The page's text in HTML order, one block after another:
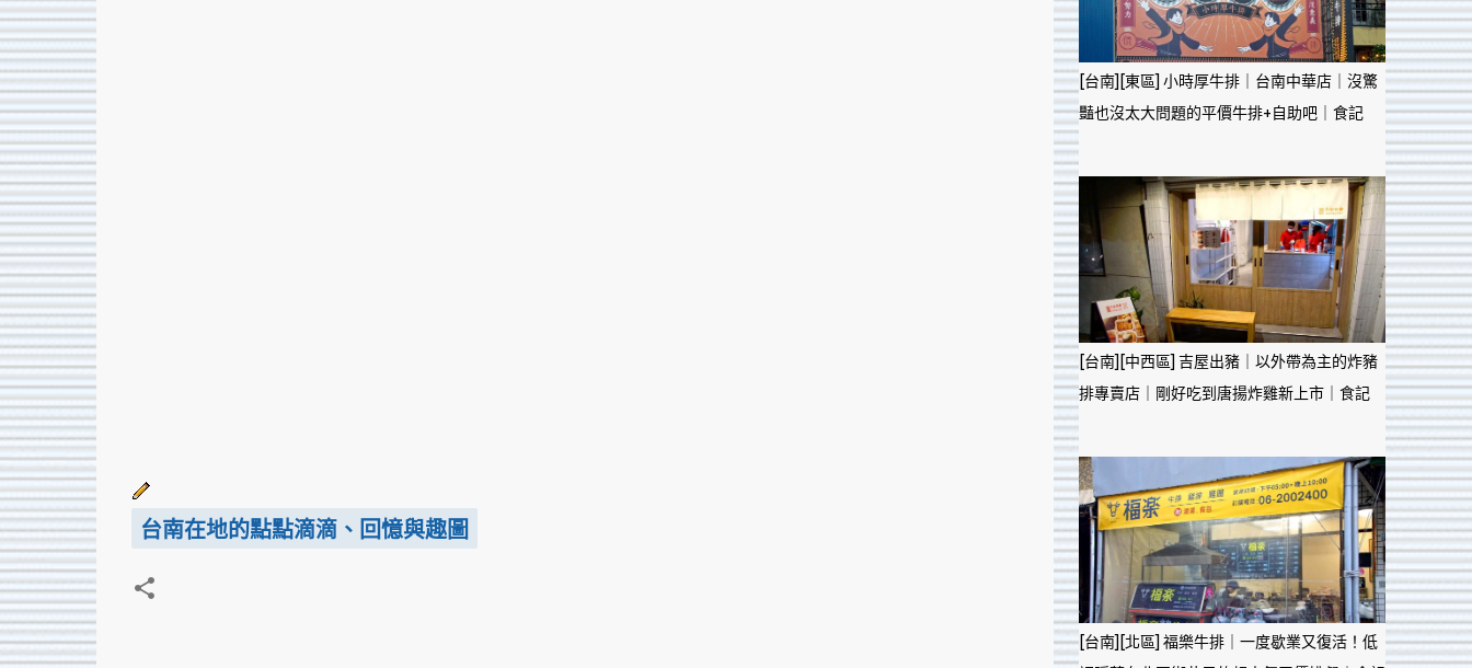
台南在地的點點滴滴、回憶與趣圖
[台南][東區] 小時厚牛排｜台南中華店｜沒驚
豔也沒太大問題的平價牛排+自助吧｜食記
[台南][中西區] 吉屋出豬｜以外帶為主的炸豬
排專賣店｜剛好吃到唐揚炸雞新上市｜食記
[台南][北區] 福樂牛排｜一度歇業又復活！低